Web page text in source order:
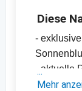
Diese
-
- aktuelle
-
Mehr